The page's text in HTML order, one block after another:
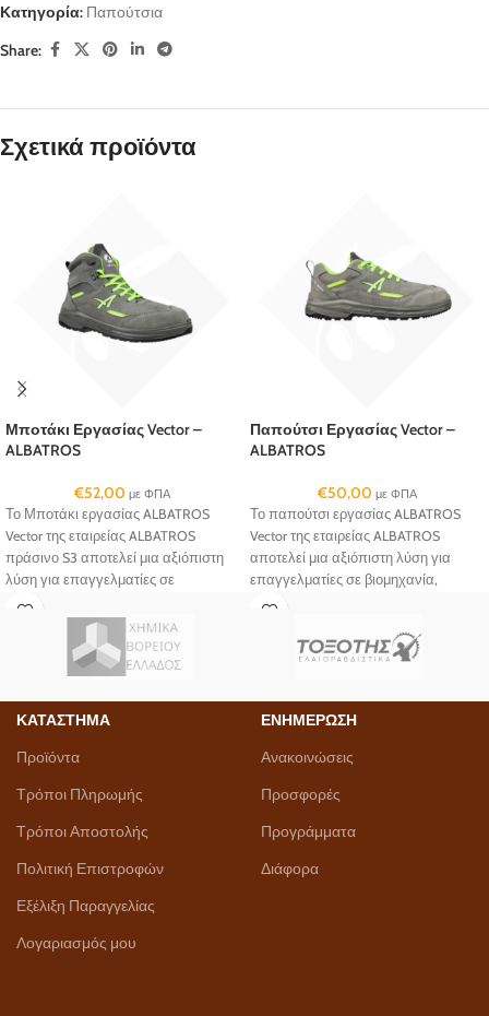
Κατηγορία: Παπούτσια
Share:
Σχετικά προϊόντα
Μποτάκι Εργασίας Vector –
ALBATROS
€52,00 με ΦΠΑ
Το Μποτάκι εργασίας ALBATROS
Vector της εταιρείας ALBATROS
πράσινο S3 αποτελεί μια αξιόπιστη
λύση για επαγγελματίες σε
βιομηχανία, αποθήκες, logistics και
τεχνικά επαγγέλματα.
Παπούτσι Εργασίας Vector –
ALBATROS
€50,00 με ΦΠΑ
Το παπούτσι εργασίας ALBATROS
Vector της εταιρείας ALBATROS
αποτελεί μια αξιόπιστη λύση για
επαγγελματίες σε βιομηχανία,
αποθήκες, logistics και τεχνικά
ΚΑΤΑΣΤΗΜΑ
Προϊόντα
Τρόποι Πληρωμής
Τρόποι Αποστολής
Πολιτική Επιστροφών
Εξέλιξη Παραγγελίας
Λογαριασμός μου
ΕΝΗΜΕΡΩΣΗ
Ανακοινώσεις
Προσφορές
Προγράμματα
Διάφορα